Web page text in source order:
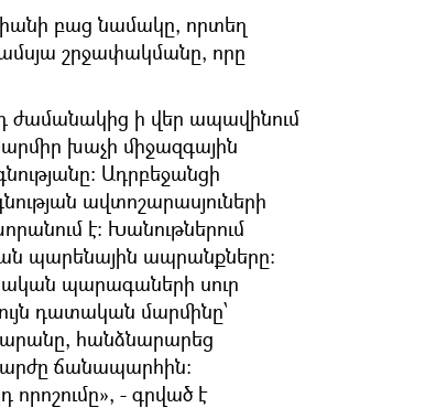
բաց նամակը, որտեղ
շրջափակմանը, որը
ժամանակից ի վեր ապավինում
խաչի միջազգային
Ադրբեջանցի
ավտոշարասյուների
է: Խանութներում
պարենային ապրանքները։
պարագաների սուր
դատական մարմինը՝
հանձնարարեց
ճանապարհին։
որոշումը», - գրված է